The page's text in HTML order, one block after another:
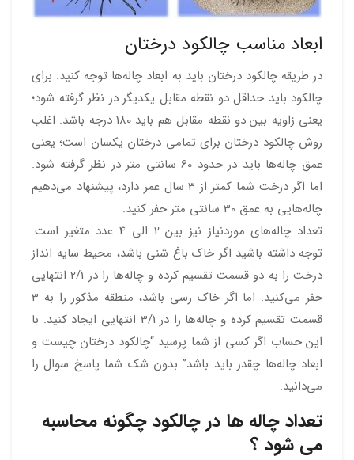
ابعاد مناسب چالکود درختان
در طریقه چالکود درختان باید به ابعاد چاله‌ها توجه کنید. برای
چالکود باید حداقل دو نقطه مقابل یکدیگر در نظر گرفته شود؛
یعنی زاویه بین دو نقطه مقابل هم باید 180 درجه باشد. اغلب
روش چالکود درختان برای تمامی درختان یکسان است؛ یعنی
عمق چاله‌ها باید در حدود 60 سانتی متر در نظر گرفته شود.
اما اگر درخت شما کمتر از 3 سال عمر دارد، پیشنهاد می‌دهیم
چاله‌هایی به عمق 30 سانتی متر حفر کنید.
تعداد چاله‌های موردنیاز نیز بین 2 الی 4 عدد متغیر است.
توجه داشته باشید اگر خاک باغ شنی باشد، محیط سایه انداز
درخت را به دو قسمت تقسیم کرده و چاله‌ها را در 2/1 انتهایی
حفر می‌کنید. اما اگر خاک رسی باشد، منطقه مذکور را به 3
قسمت تقسیم کرده و چاله‌ها را در 3/1 انتهایی ایجاد کنید. با
این حساب اگر کسی از شما پرسید “چالکود درختان چیست و
ابعاد چاله‌ها چقدر باید باشد” بدون شک شما پاسخ سوال را
می‌دانید.
تعداد چاله ها در چالکود چگونه محاسبه
می شود ؟